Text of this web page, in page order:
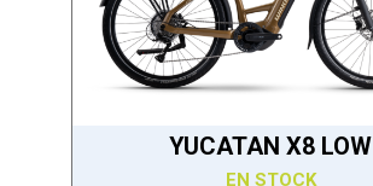
YUCATAN X8 LOW
EN STOCK